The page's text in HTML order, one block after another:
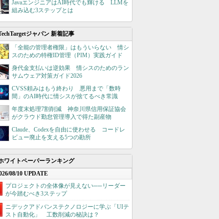
JavaエンジニアはAI時代でも輝ける LLMを
組み込む3ステップとは
ジャパン 新着記事
「全能の管理者権限」はもういらない 情シ
スのための特権ID管理（PIM）実践ガイド
身代金支払いは逆効果 情シスのためのラン
サムウェア対策ガイド2026
CVSS頼みはもう終わり 悪用まで「数時
間」のAI時代に情シスが捨てるべき常識
年度末処理7割削減 神奈川県信用保証協会
がクラウド勤怠管理導入で得た副産物
Claude、Codexを自由に使わせる コードレ
ビュー廃止を支える5つの勘所
ワイトペーパーランキング
08/10 UPDATE
プロジェクトの全体像が見えない──リーダー
が今踏むべき3ステップ
ニデックアドバンステクノロジーに学ぶ「UIテ
スト自動化」 工数削減の秘訣は？